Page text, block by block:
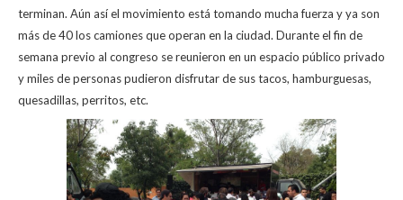
terminan. Aún así el movimiento está tomando mucha fuerza y ya son
más de 40 los camiones que operan en la ciudad. Durante el fin de
semana previo al congreso se reunieron en un espacio público privado
y miles de personas pudieron disfrutar de sus tacos, hamburguesas,
quesadillas, perritos, etc.